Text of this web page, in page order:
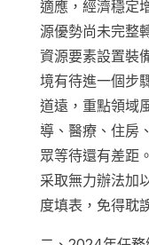
適應，經濟穩定
源優勢尚未完整
資源要素設置裝
境有待進一個步
道遠，重點領域
導、醫療、住房
眾等待還有差距
采取無力辦法加
度填表，免得耽